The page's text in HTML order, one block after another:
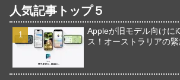
人気記事トップ５
Appleが旧モデル向けに
ス！オーストラリアの